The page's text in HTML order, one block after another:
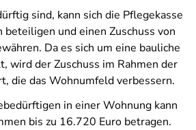
sind, kann sich die Pflegekasse
beteiligen und einen Zuschuss von
Da es sich um eine bauliche
wird der Zuschuss im Rahmen der
die das Wohnumfeld verbessern.
in einer Wohnung kann
bis zu 16.720 Euro betragen.